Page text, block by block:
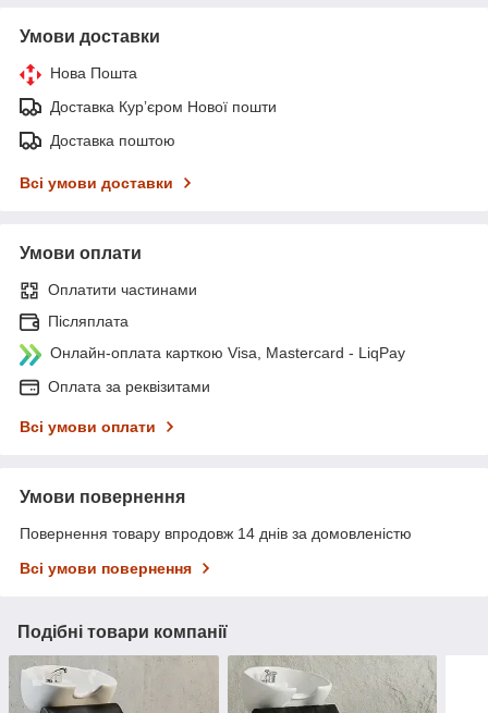
Умови доставки
Нова Пошта
Доставка Курʼєром Нової пошти
Доставка поштою
Всі умови доставки
Умови оплати
Оплатити частинами
Післяплата
Онлайн-оплата карткою Visa, Mastercard - LiqPay
Оплата за реквізитами
Всі умови оплати
Умови повернення
Повернення товару впродовж 14 днів за домовленістю
Всі умови повернення
Подібні товари компанії